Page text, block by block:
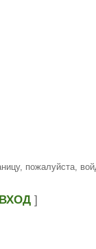
пожалуйста,
ВХОД ]